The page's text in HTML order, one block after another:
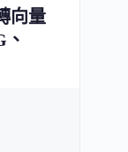
向量